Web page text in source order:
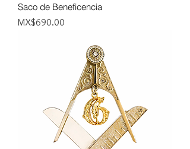
Saco de Beneficencia
Price
MX$690.00